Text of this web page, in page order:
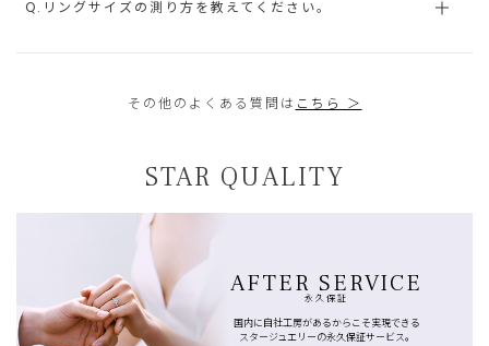
Q.リングサイズの測り方を教えてください。
その他のよくある質問は こちら ＞
STAR QUALITY
AFTER SERVICE
永久保証
国内に自社工房があるからこそ実現できる
スタージュエリーの永久保証サービス。